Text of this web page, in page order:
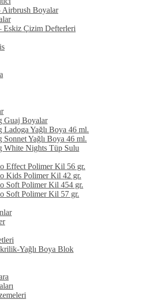
Airbrush Boyalar
Eskiz Çizim Defterleri
Guaj Boyalar
Ladoga Yağlı Boya 46 ml.
Sonnet Yağlı Boya 46 ml.
White Nights Tüp Sulu
Effect Polimer Kil 56 gr.
Kids Polimer Kil 42 gr.
Soft Polimer Kil 454 gr.
Soft Polimer Kil 57 gr.
Yağlı Boya Blok